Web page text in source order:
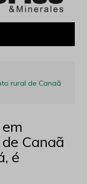
rural de Canaã
Canaã
é